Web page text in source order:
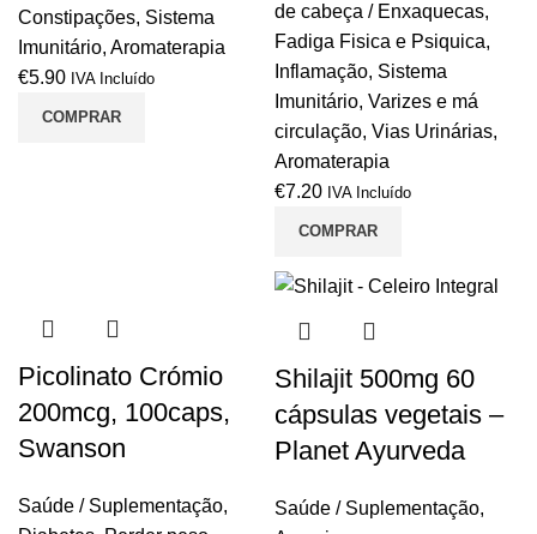
Constipações, Sistema
Imunitário, Aromaterapia
€5.90 IVA Incluído
COMPRAR
de cabeça / Enxaquecas,
Fadiga Fisica e Psiquica,
Inflamação, Sistema
Imunitário, Varizes e má
circulação, Vias Urinárias,
Aromaterapia
€7.20 IVA Incluído
COMPRAR
Picolinato Crómio
200mcg, 100caps,
Swanson
Saúde / Suplementação,
Shilajit 500mg 60
cápsulas vegetais –
Planet Ayurveda
Saúde / Suplementação,